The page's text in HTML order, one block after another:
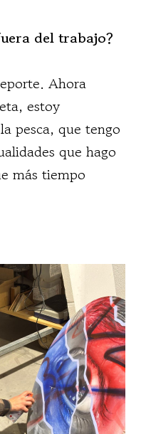
del trabajo?
Ahora
estoy
pesca, que tengo
que hago
más tiempo